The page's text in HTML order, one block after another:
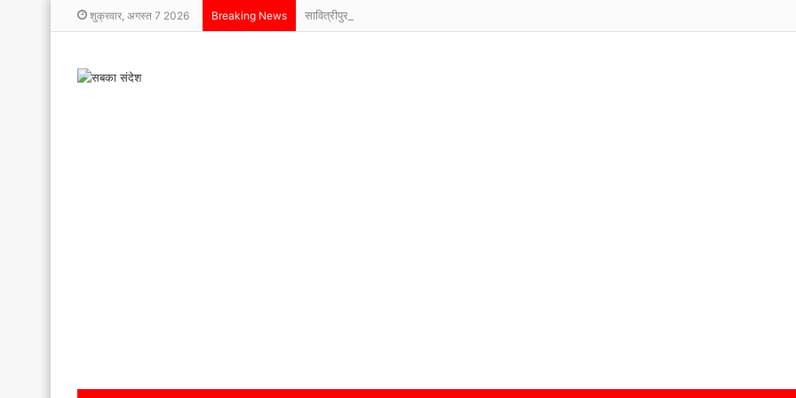
शुक्रवार, अगस्त 7 2026 Breaking News सावित्रीपुर स्कूल में मारवाड़ी युवा मंच सांकरा का ‘शिक्षा साथी अभियान’: क्विज और पौधारोपण से बच्चों में बढ़ा उत्साह